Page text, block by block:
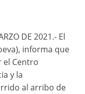
DE 2021.- El
informa que
el Centro
y la
al arribo de